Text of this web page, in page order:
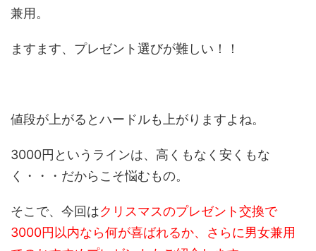
兼用。
ますます、プレゼント選びが難しい！！
値段が上がるとハードルも上がりますよね。
3000円というラインは、高くもなく安くもな
く・・・だからこそ悩むもの。
そこで、今回はクリスマスのプレゼント交換で
3000円以内なら何が喜ばれるか、さらに男女兼用